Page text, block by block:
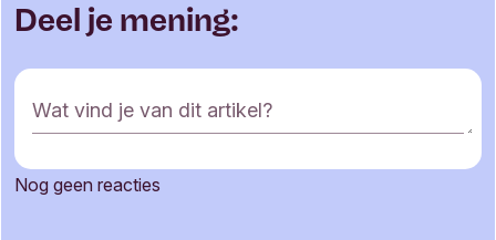
Deel je mening:
R
e
c
Wat vind je van dit artikel?
Nog geen reacties